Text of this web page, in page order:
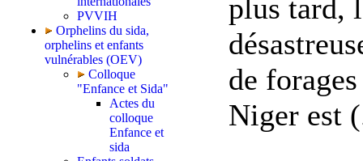
PVVIH
Orphelins du sida,
orphelins et enfants
vulnérables (OEV)
Colloque
"Enfance et Sida"
Actes du
colloque
Enfance et
sida
plus tard,
de
Niger est